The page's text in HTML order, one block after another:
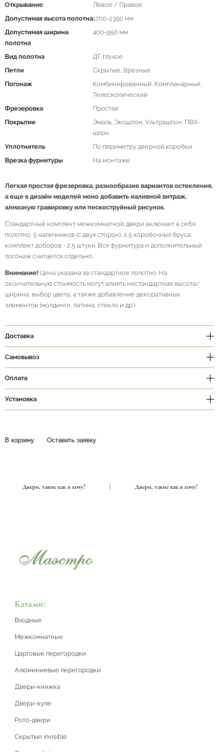
Открывание
Левое / Правое
Допустимая высота полотна1700-2350 мм.
Допустимая ширина
полотна
400-950 мм
Вид полотна
ДГ глухое
Петли
Скрытые, Врезные
Погонаж
Комбинированный, Компланарный,
Телескопический
Фрезеровка
Простая
Покрытие
Эмаль, Экошпон, Ультрашпон, ПВХ-
шпон
Уплотнитель
По периметру дверной коробки
Врезка фурнитуры
На монтаже
Легкая простая фрезеровка, разнообразие вариантов остекления,
а еще в дизайн моделей моно добавить наливной витраж,
алмазную гравировку или пескоструйный рисунок.
Стандартный комплект межкомнатной двери включает в себя:
полотно, 5 наличников (с двух сторон), 2,5 коробочных бруса,
комплект доборов - 2,5 штуки. Вся фурнитура и дополнительный
погонаж считается отдельно.
Внимание! Цена указана за стандартное полотно. На
окончательную стоимость могут влиять нестандартная высота/
ширина, выбор цвета, а также добавление декоративных
элементов (молдинги, патина, стекло и др.)
Доставка
Самовывоз
Оплата
Установка
В корзину Оставить заявку
Двери, такие как я хочу! Двери, такие как я хочу!
Каталог:
Входные
Межкомнатные
Царговые перегородки
Алюминиевые перегородки
Двери-книжка
Двери-купе
Рото-двери
Скрытые invisible